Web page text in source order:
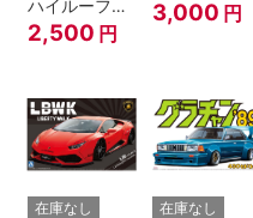
ハイルーフ
4WD '80
2,500 円
3,000 円
在庫なし 在庫なし